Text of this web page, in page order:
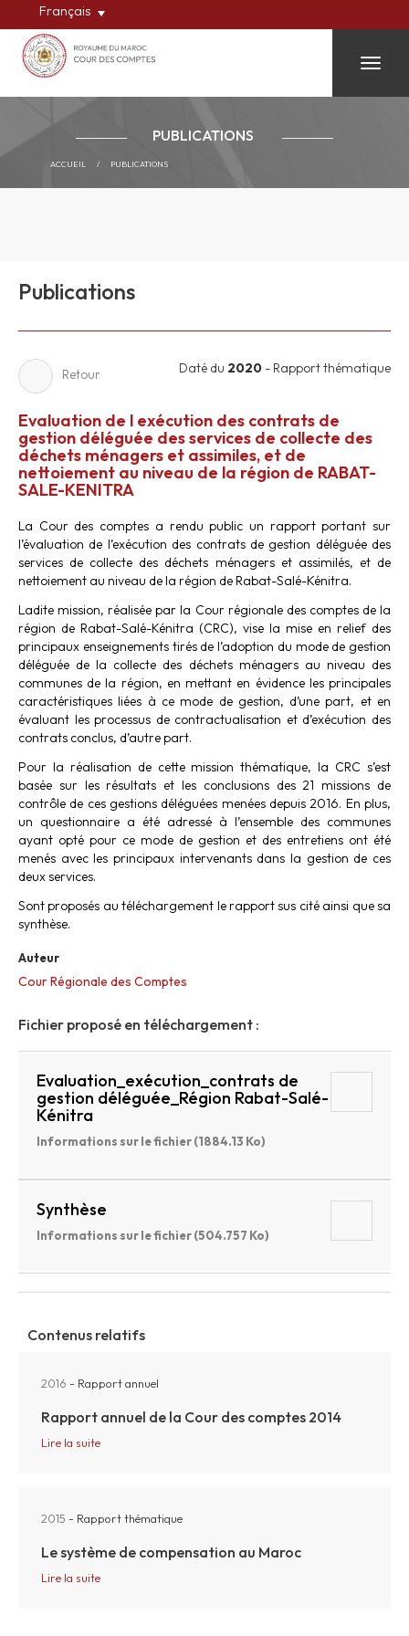
Français
PUBLICATIONS
ACCUEIL / PUBLICATIONS
Publications
Retour Daté du 2020 - Rapport thématique
Evaluation de l exécution des contrats de
gestion déléguée des services de collecte des
déchets ménagers et assimiles, et de
nettoiement au niveau de la région de RABAT-
SALE-KENITRA
La Cour des comptes a rendu public un rapport portant sur
l’évaluation de l’exécution des contrats de gestion déléguée des
services de collecte des déchets ménagers et assimilés, et de
nettoiement au niveau de la région de Rabat-Salé-Kénitra.
Ladite mission, réalisée par la Cour régionale des comptes de la
région de Rabat-Salé-Kénitra (CRC), vise la mise en relief des
principaux enseignements tirés de l’adoption du mode de gestion
déléguée de la collecte des déchets ménagers au niveau des
communes de la région, en mettant en évidence les principales
caractéristiques liées à ce mode de gestion, d’une part, et en
évaluant les processus de contractualisation et d’exécution des
contrats conclus, d’autre part.
Pour la réalisation de cette mission thématique, la CRC s’est
basée sur les résultats et les conclusions des 21 missions de
contrôle de ces gestions déléguées menées depuis 2016. En plus,
un questionnaire a été adressé à l’ensemble des communes
ayant opté pour ce mode de gestion et des entretiens ont été
menés avec les principaux intervenants dans la gestion de ces
deux services.
Sont proposés au téléchargement le rapport sus cité ainsi que sa
synthèse.
Auteur
Cour Régionale des Comptes
Fichier proposé en téléchargement :
Evaluation_exécution_contrats de
gestion déléguée_Région Rabat-Salé-
Kénitra
Informations sur le fichier (1884.13 Ko)
Synthèse
Informations sur le fichier (504.757 Ko)
Contenus relatifs
2016 - Rapport annuel
Rapport annuel de la Cour des comptes 2014
Lire la suite
2015 - Rapport thématique
Le système de compensation au Maroc
Lire la suite